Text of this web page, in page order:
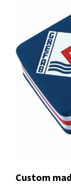
Custom